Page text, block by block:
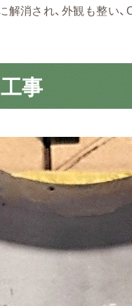
消され、外観も整い
事